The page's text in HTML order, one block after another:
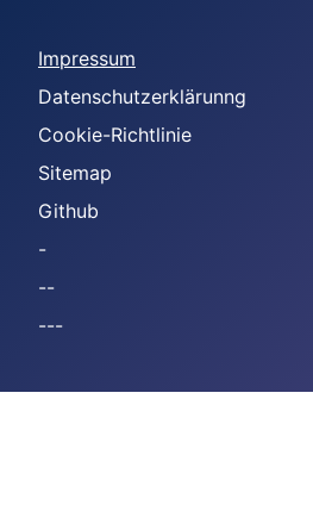
Impressum
Datenschutzerklärunng
Cookie-Richtlinie
Sitemap
Github
-
--
---